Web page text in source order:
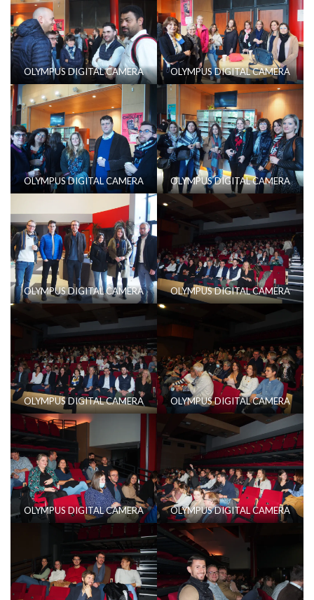
OLYMPUS DIGITAL CAMERA OLYMPUS DIGITAL CAMERA
OLYMPUS DIGITAL CAMERA OLYMPUS DIGITAL CAMERA
OLYMPUS DIGITAL CAMERA OLYMPUS DIGITAL CAMERA
OLYMPUS DIGITAL CAMERA OLYMPUS DIGITAL CAMERA
OLYMPUS DIGITAL CAMERA OLYMPUS DIGITAL CAMERA